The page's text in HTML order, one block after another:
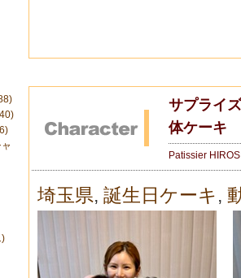
サプライ
体ケーキ
Patissier
埼玉県, 誕生日ケーキ ,